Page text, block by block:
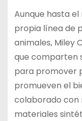
Aunque hasta
propia línea de
animales, Miley
que comparten
para promover
promueven el
colaborado con
materiales